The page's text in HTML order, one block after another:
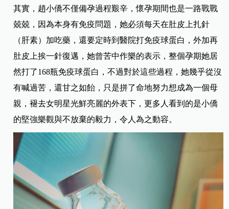
其實，趙小僑不僅備孕過程艱辛，懷孕期間也是一路戰戰
兢兢，因為本身有免疫問題，她必須每天在肚皮上扎針
（肝素）加吃藥，還要定時到醫院打免疫球蛋白，外加再
肚皮上挨一針復邁，她曾苦中作樂的表示，整個孕期她居
然打了168瓶免疫球蛋白，不過對於這些過程，她幾乎從沒
有喊過苦，還甘之如飴，只是拼了命地努力想成為一個母
親，褪去女明星光鮮亮麗的外表下，更多人看到的是小僑
的堅強樂觀與不放棄的毅力，令人為之動容。